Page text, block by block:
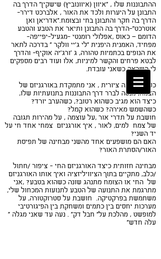
Yael Avni Eshchar
ההתבוננות שלו , "איוון (איוונוביץ) שישקין" הדרך בה
התבונן על היערות ולכד את האור , אלברכט דירר-
הדרך בה חקר והתבונן בחי ובצומח."אדריאן ואן
אוטרכט"-הדרך בה התבונן ותיאר את הטבע והטבע
הדומם – כאוס ,אפלולי רומנטי -מגעיל-יפייפה-
מפחיד, האמנית היפנית "לי ג'יי וולקר " בדרכה לתאר
את הנופים בכתמיות טהורה, ג 'ורג'יה אוקיף- והדרך
לבטא פרחים והקשר למיניות, אלו ועוד רבים מספקים
לי השראה כשאני עובדת.
כעת מבחינה ציורית , אני מתמקדת באורגניזם של
הצמח, מנסה לברר דרך התבוננות בתנועתיות שלו,
כיצד הוא מגיב כשהוא רטוב?, כשהערב יורד?
כשהשמש מאירה? כשהוא קמל?
חושבת על תדרי אור ,על עוצמה , על מהירות תגובה
של צמח למים, לאור , איך אורגניזם צמחי אחד חי על
יד השני?
האם הם מושפעים אחד מהשני מבחינה של תפיסת
האור/הסתרת האור?
מבחינה חזותית כיצד האורגניזם החי - ציפור /חתול
/כלב, מתקיים בתוך הציוויליזציה ואיך אותו האורגניזם
של החי או הצומח מתנהג שונה כשהוא בטבע? ,אני
מתרגמת את התנועה של הטבע לתנועות המכחול שלי,
משתמשת בפרקטיקה. חושבת על סטרוקטורה, על
מערכות יחסים בין כתמים ומשחקת בין הפיגורטיבי
למופשט , מהלכת על" חבל דק" . נעה עד שאני מגלה "
עלה חדש"